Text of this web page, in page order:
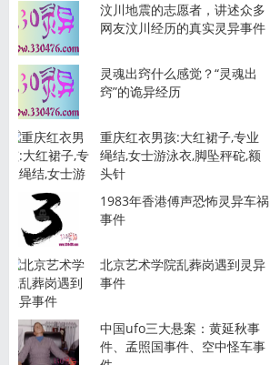
汶川地震的志愿者，讲述众多
网友汶川经历的真实灵异事件
灵魂出窍什么感觉？“灵魂出
窍”的诡异经历
重庆红衣男孩:大红裙子,专业
绳结,女士游泳衣,脚坠秤砣,额
头针
1983年香港傅声恐怖灵异车祸
事件
北京艺术学院乱葬岗遇到灵异
事件
中国ufo三大悬案：黄延秋事
件、孟照国事件、空中怪车事